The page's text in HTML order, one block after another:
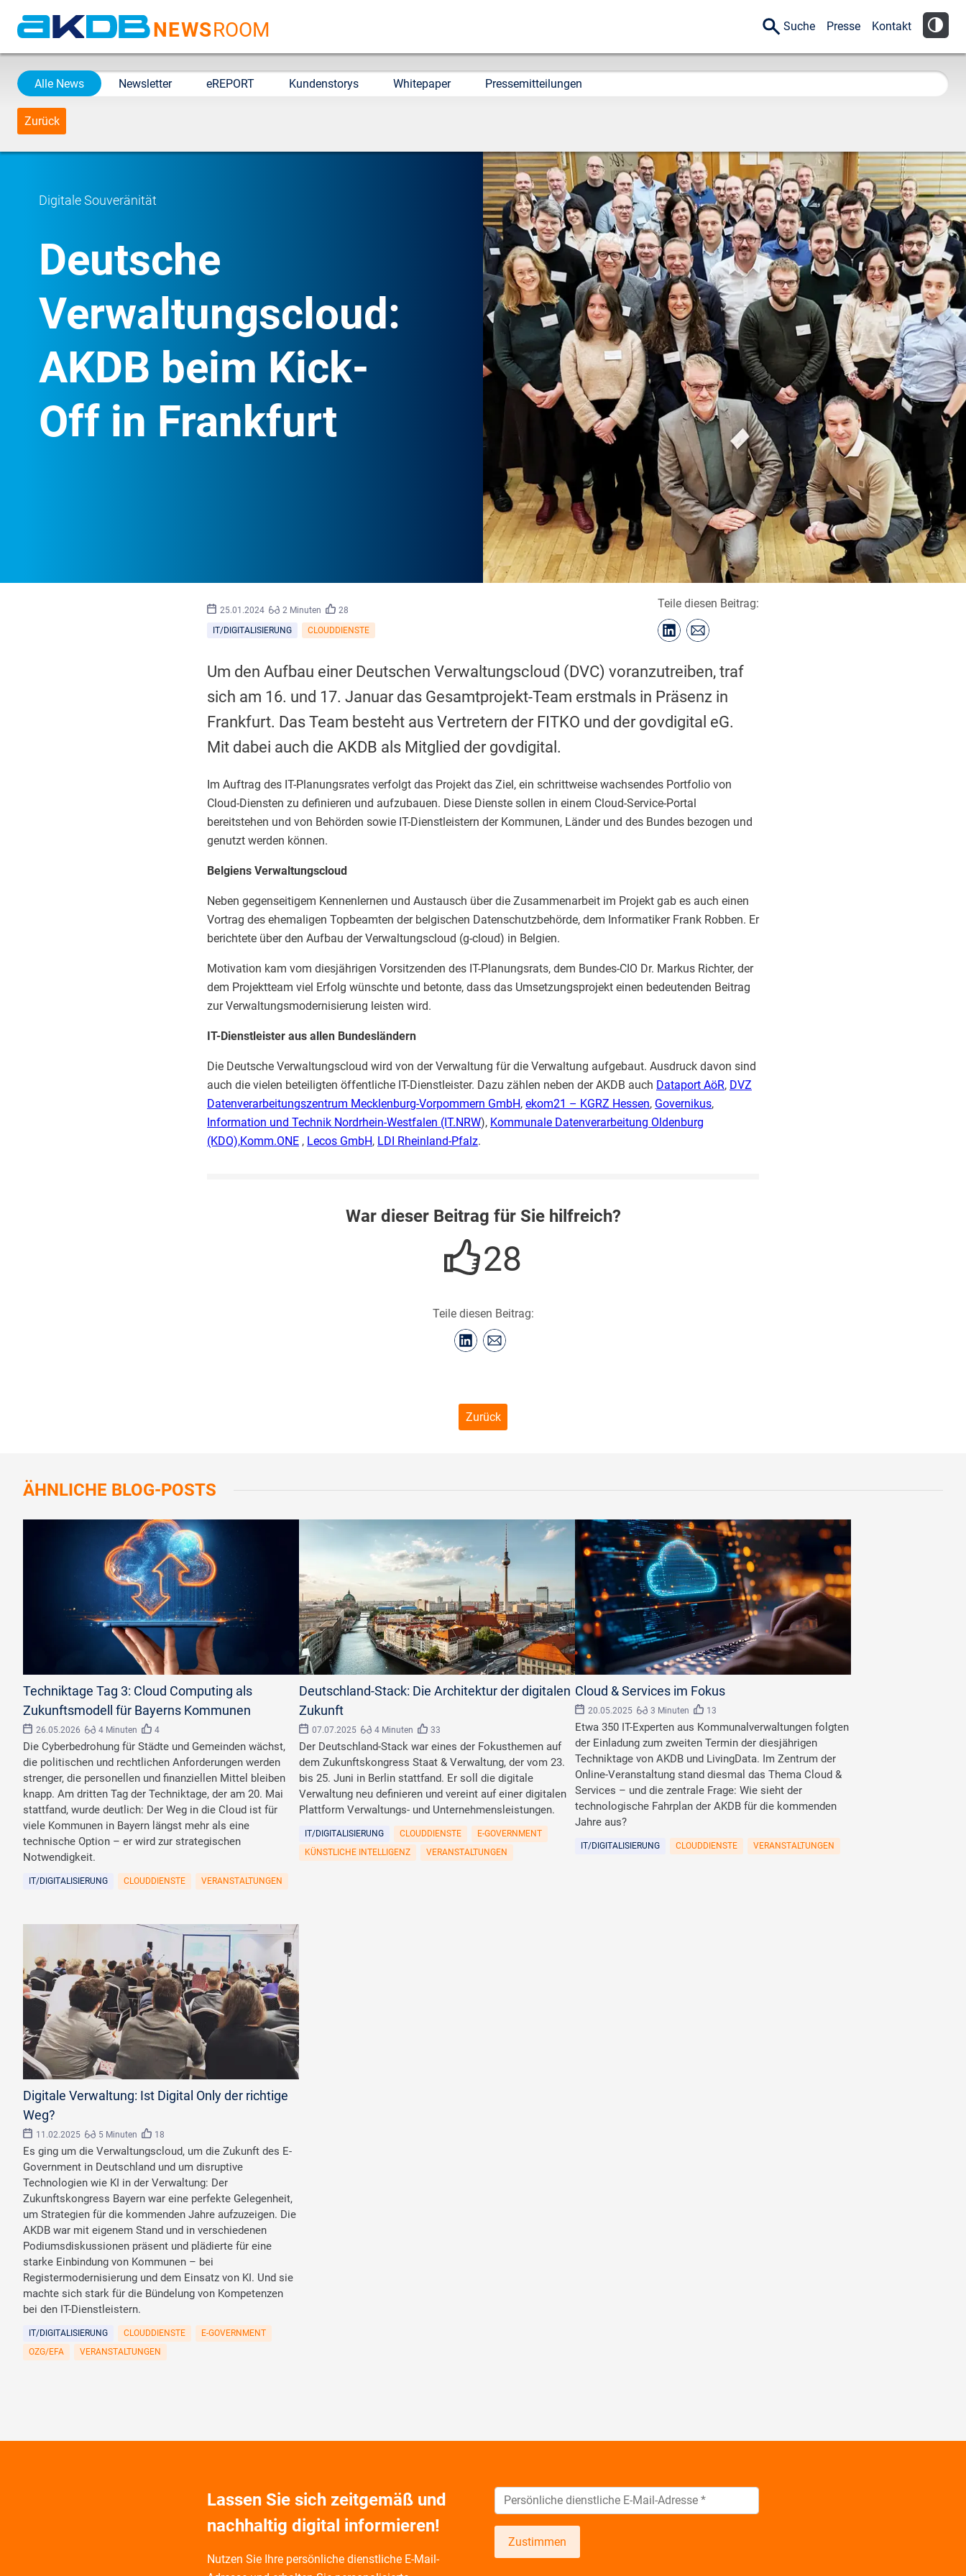
Datenverarbeitung in
NEWSROOM Suche Presse Kontakt
Alle News Newsletter eREPORT Kundenstorys Whitepaper Pressemitteilungen
Zurück
Digitale Souveränität
Deutsche
Verwaltungscloud:
AKDB beim Kick-
Off in Frankfurt
25.01.2024 2 Minuten
28
IT/DIGITALISIERUNG
CLOUDDIENSTE
Teile diesen Beitrag:
Um den Aufbau einer Deutschen Verwaltungscloud (DVC) voranzutreiben, traf
sich am 16. und 17. Januar das Gesamtprojekt-Team erstmals in Präsenz in
Frankfurt. Das Team besteht aus Vertretern der FITKO und der govdigital eG.
Mit dabei auch die AKDB als Mitglied der govdigital.
Im Auftrag des IT-Planungsrates verfolgt das Projekt das Ziel, ein schrittweise wachsendes Portfolio von
Cloud-Diensten zu definieren und aufzubauen. Diese Dienste sollen in einem Cloud-Service-Portal
bereitstehen und von Behörden sowie IT-Dienstleistern der Kommunen, Länder und des Bundes bezogen und
genutzt werden können.
Belgiens Verwaltungscloud
Neben gegenseitigem Kennenlernen und Austausch über die Zusammenarbeit im Projekt gab es auch einen
Vortrag des ehemaligen Topbeamten der belgischen Datenschutzbehörde, dem Informatiker Frank Robben. Er
berichtete über den Aufbau der Verwaltungscloud (g-cloud) in Belgien.
Motivation kam vom diesjährigen Vorsitzenden des IT-Planungsrats, dem Bundes-CIO Dr. Markus Richter, der
dem Projektteam viel Erfolg wünschte und betonte, dass das Umsetzungsprojekt einen bedeutenden Beitrag
zur Verwaltungsmodernisierung leisten wird.
IT-Dienstleister aus allen Bundesländern
Die Deutsche Verwaltungscloud wird von der Verwaltung für die Verwaltung aufgebaut. Ausdruck davon sind
auch die vielen beteiligten öffentliche IT-Dienstleister. Dazu zählen neben der AKDB auch Dataport AöR, DVZ
Datenverarbeitungszentrum Mecklenburg-Vorpommern GmbH, ekom21 – KGRZ Hessen, Governikus,
Information und Technik Nordrhein-Westfalen (IT.NRW), Kommunale Datenverarbeitung Oldenburg
(KDO),Komm.ONE , Lecos GmbH, LDI Rheinland-Pfalz.
War dieser Beitrag für Sie hilfreich?
28
Teile diesen Beitrag:
Zurück
ÄHNLICHE BLOG-POSTS
Techniktage Tag 3: Cloud Computing als
Zukunftsmodell für Bayerns Kommunen
26.05.2026 4 Minuten 4
Die Cyberbedrohung für Städte und Gemeinden wächst,
die politischen und rechtlichen Anforderungen werden
strenger, die personellen und finanziellen Mittel bleiben
knapp. Am dritten Tag der Techniktage, der am 20. Mai
stattfand, wurde deutlich: Der Weg in die Cloud ist für
viele Kommunen in Bayern längst mehr als eine
technische Option – er wird zur strategischen
Notwendigkeit.
IT/DIGITALISIERUNG CLOUDDIENSTE VERANSTALTUNGEN
Deutschland-Stack: Die Architektur der digitalen
Zukunft
07.07.2025 4 Minuten 33
Der Deutschland-Stack war eines der Fokusthemen auf
dem Zukunftskongress Staat & Verwaltung, der vom 23.
bis 25. Juni in Berlin stattfand. Er soll die digitale
Verwaltung neu definieren und vereint auf einer digitalen
Plattform Verwaltungs- und Unternehmensleistungen.
IT/DIGITALISIERUNG CLOUDDIENSTE
E-GOVERNMENT
KÜNSTLICHE INTELLIGENZ
VERANSTALTUNGEN
Cloud & Services im Fokus
20.05.2025 3 Minuten 13
Etwa 350 IT-Experten aus Kommunalverwaltungen folgten
der Einladung zum zweiten Termin der diesjährigen
Techniktage von AKDB und LivingData. Im Zentrum der
Online-Veranstaltung stand diesmal das Thema Cloud &
Services – und die zentrale Frage: Wie sieht der
technologische Fahrplan der AKDB für die kommenden
Jahre aus?
IT/DIGITALISIERUNG CLOUDDIENSTE VERANSTALTUNGEN
Digitale Verwaltung: Ist Digital Only der richtige
Weg?
11.02.2025 5 Minuten 18
Es ging um die Verwaltungscloud, um die Zukunft des E-
Government in Deutschland und um disruptive
Technologien wie KI in der Verwaltung: Der
Zukunftskongress Bayern war eine perfekte Gelegenheit,
um Strategien für die kommenden Jahre aufzuzeigen. Die
AKDB war mit eigenem Stand und in verschiedenen
Podiumsdiskussionen präsent und plädierte für eine
starke Einbindung von Kommunen – bei
Registermodernisierung und dem Einsatz von KI. Und sie
machte sich stark für die Bündelung von Kompetenzen
bei den IT-Dienstleistern.
IT/DIGITALISIERUNG CLOUDDIENSTE
E-GOVERNMENT
OZG/EFA
VERANSTALTUNGEN
Lassen Sie sich zeitgemäß und
nachhaltig digital informieren!
Nutzen Sie Ihre persönliche dienstliche E-Mail-
Zustimmen